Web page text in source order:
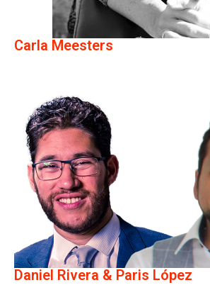
Carla Meesters
Daniel Rivera & Paris López